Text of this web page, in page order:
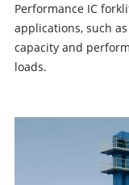
Performance IC
applications, such
capacity and
loads.